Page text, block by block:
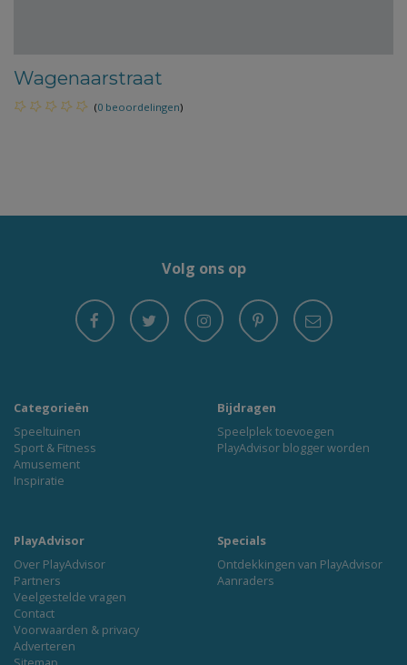
Wagenaarstraat
(0 beoordelingen)
Volg ons op
Categorieën
Speeltuinen
Sport & Fitness
Amusement
Inspiratie
Bijdragen
Speelplek toevoegen
PlayAdvisor blogger worden
PlayAdvisor
Over PlayAdvisor
Partners
Veelgestelde vragen
Contact
Voorwaarden & privacy
Adverteren
Specials
Ontdekkingen van PlayAdvisor
Aanraders